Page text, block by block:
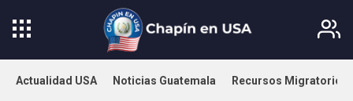
Actualidad USA Noticias Guatemala Recursos Migratorios